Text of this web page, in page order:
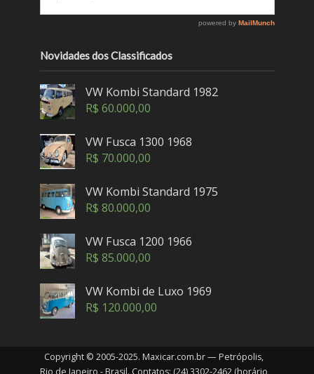
Novidades dos Classificados
VW Kombi Standard 1982
R$ 60.000,00
VW Fusca 1300 1968
R$ 70.000,00
VW Kombi Standard 1975
R$ 80.000,00
VW Fusca 1200 1966
R$ 85.000,00
VW Kombi de Luxo 1969
R$ 120.000,00
Copyright © 2005-2025. Maxicar.com.br — Petrópolis,